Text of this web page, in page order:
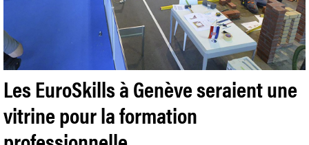
Les EuroSkills à Genève seraient une
vitrine pour la formation